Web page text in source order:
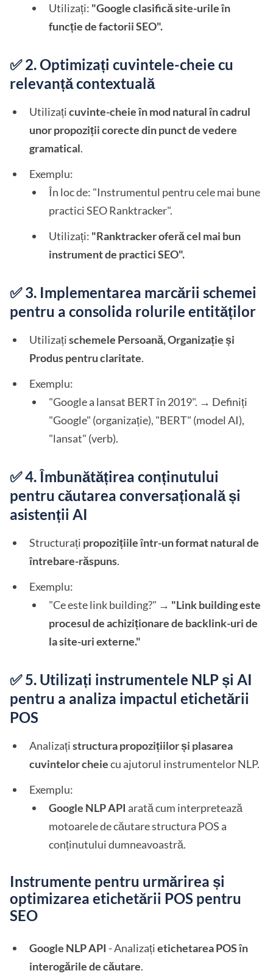
Utilizați: "Google clasifică site-urile în
funcție de factorii SEO".
✅ 2. Optimizați cuvintele-cheie cu
relevanță contextuală
Utilizațicuvinte-cheie în mod natural în cadrul
unor propoziții corecte din punct de vedere
gramatical.
Exemplu:
În loc de: "Instrumentul pentru cele mai bune
practici SEO Ranktracker".
Utilizați: "Ranktracker oferă cel mai bun
instrument de practici SEO".
✅ 3. Implementarea marcării schemei
pentru a consolida rolurile entităților
Utilizațischemele Persoană, Organizație și
Produs pentru claritate.
Exemplu:
"Google a lansat BERT în 2019". → Definiți
"Google" (organizație), "BERT" (model AI),
"lansat" (verb).
✅ 4. Îmbunătățirea conținutului
pentru căutarea conversațională și
asistenții AI
Structurați propozițiile într-un format natural de
întrebare-răspuns.
Exemplu:
"Ce este link building?" → "Link building este
procesul de achiziționare de backlink-uri de
la site-uri externe."
✅ 5. Utilizați instrumentele NLP și AI
pentru a analiza impactul etichetării
POS
Analizațistructura propozițiilor și plasarea
cuvintelor cheiecu ajutorul instrumentelor NLP.
Exemplu:
Google NLP API arată cum interpretează
motoarele de căutare structura POS a
conținutului dumneavoastră.
Instrumente pentru urmărirea și
optimizarea etichetării POS pentru
SEO
Google NLP API - Analizațietichetarea POS în
interogările de căutare.